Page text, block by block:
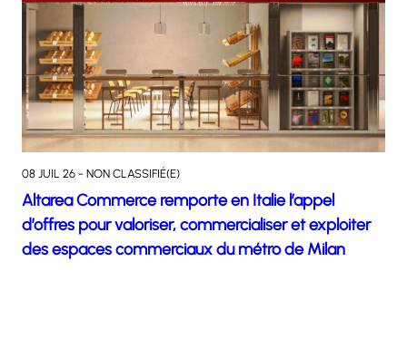
08 JUIL 26 - NON CLASSIFIÉ(E)
Altarea Commerce remporte en Italie l’appel
d’offres pour valoriser, commercialiser et exploiter
des espaces commerciaux du métro de Milan